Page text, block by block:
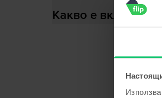
Какво е включено в